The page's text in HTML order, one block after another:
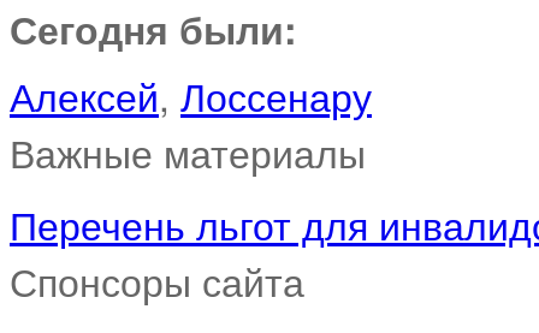
Сегодня были:
Алексей, Лоссенару
Важные материалы
Перечень льгот для
Спонсоры сайта